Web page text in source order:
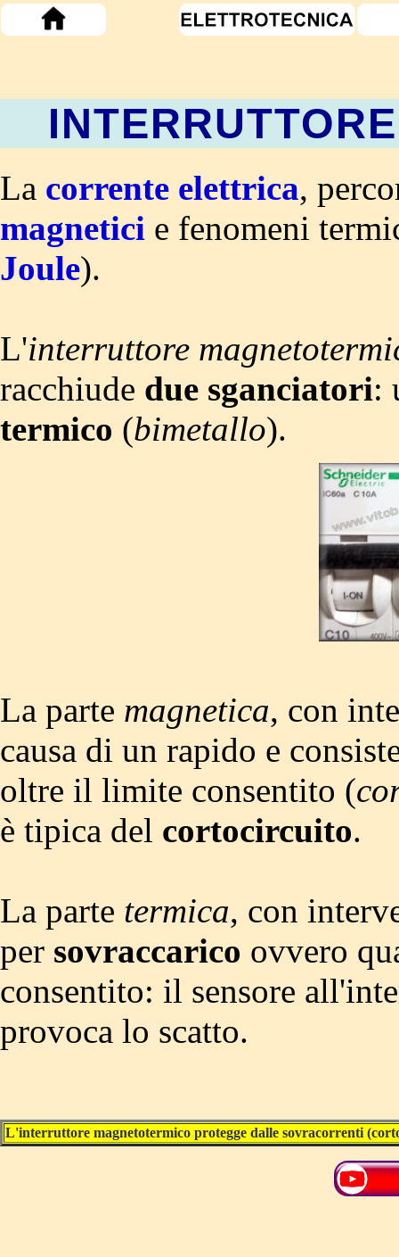
La corrente elettrica,
magnetici e fenomeni
Joule).
L'interruttore
racchiude due sganciatori:
termico (bimetallo).
La parte magnetica, con
causa di un rapido e
oltre il limite consentito (
è tipica del cortocircuito.
La parte termica, con
per sovraccarico ovvero
consentito: il sensore
provoca lo scatto.
L'interruttore magnetotermico protegge dalle sovracorrenti